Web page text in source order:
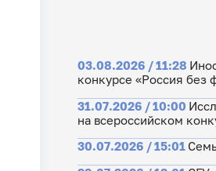
03.08.2026 / 11:28
конкурсе «Россия без
31.07.2026 / 10:00
на всероссийском
30.07.2026 / 15:01